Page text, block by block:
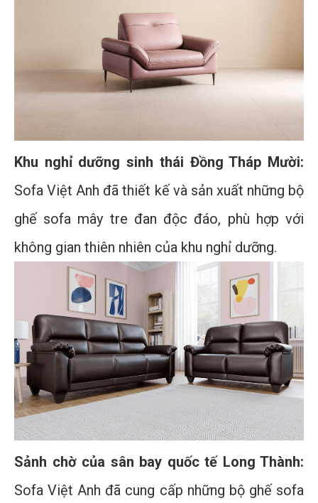
Khu nghỉ dưỡng sinh thái Đồng Tháp Mười:
Sofa Việt Anh đã thiết kế và sản xuất những bộ
ghế sofa mây tre đan độc đáo, phù hợp với
không gian thiên nhiên của khu nghỉ dưỡng.
Sảnh chờ của sân bay quốc tế Long Thành:
Sofa Việt Anh đã cung cấp những bộ ghế sofa